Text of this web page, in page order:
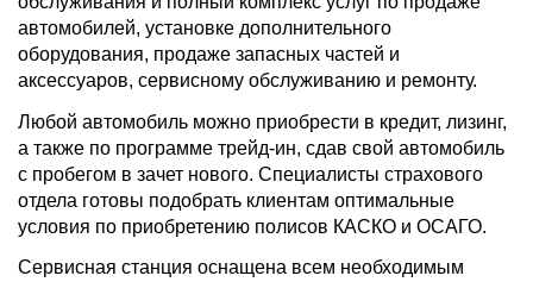
автомобилей, установке дополнительного
оборудования, продаже запасных частей и
аксессуаров, сервисному обслуживанию и ремонту.
Любой автомобиль можно приобрести в кредит, лизинг,
а также по программе трейд-ин, сдав свой автомобиль
с пробегом в зачет нового. Специалисты страхового
отдела готовы подобрать клиентам оптимальные
условия по приобретению полисов КАСКО и ОСАГО.
Сервисная станция оснащена всем необходимым